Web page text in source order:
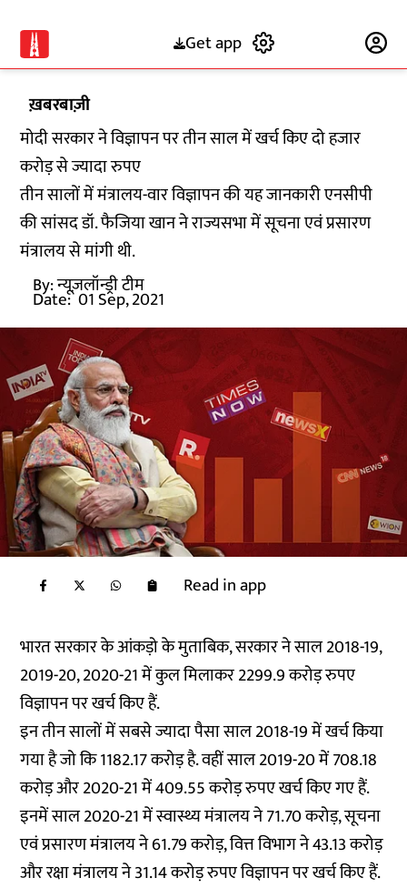
Get app
ख़बरबाज़ी
मोदी सरकार ने विज्ञापन पर तीन साल में खर्च किए दो हजार
करोड़ से ज्यादा रुपए
तीन सालों में मंत्रालय-वार विज्ञापन की यह जानकारी एनसीपी
की सांसद डॉ. फैजिया खान ने राज्यसभा में सूचना एवं प्रसारण
मंत्रालय से मांगी थी.
By:न्यूज़लॉन्ड्री टीम
Date: 01 Sep, 2021
Read in app
भारत सरकार के आंकड़ो के मुताबिक, सरकार ने साल 2018-19,
2019-20, 2020-21 में कुल मिलाकर 2299.9 करोड़ रुपए
विज्ञापन पर खर्च किए हैं.
इन तीन सालों में सबसे ज्यादा पैसा साल 2018-19 में खर्च किया
गया है जो कि 1182.17 करोड़ है. वहीं साल 2019-20 में 708.18
करोड़ और 2020-21 में 409.55 करोड़ रुपए खर्च किए गए हैं.
इनमें साल 2020-21 में स्वास्थ्य मंत्रालय ने 71.70 करोड़, सूचना
एवं प्रसारण मंत्रालय ने 61.79 करोड़, वित्त विभाग ने 43.13 करोड़
और रक्षा मंत्रालय ने 31.14 करोड़ रुपए विज्ञापन पर खर्च किए हैं.